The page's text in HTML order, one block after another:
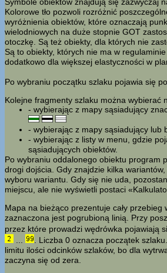
Symbole obiektów znajdują się zazwyczaj
Kolorowe tło pozwoli rozróżnić
wyróżnienia obiektów, które oznaczają
wielodniowych na duże stopnie GOT
otoczkę. Są też obiekty, dla których nie
Są to obiekty, których nie ma w
dodatkowo dla większej elastyczności w
Po wybraniu początku szlaku pojawia się
Kolejne fragmenty szlaku można wybierać
- wybierając z mapy sąsiadujący
- wybierając z mapy sąsiadujący lub
- wybierając z listy w menu, gdzie
sąsiadujących obiektów.
Po wybraniu oddalonego obiektu program
drogi dojścia. Gdy znajdzie kilka
wyboru wariantu. Gdy się nie uda,
miejscu, ale nie wyświetli postaci
Mapa na bieżąco prezentuje cały przebieg
zaznaczona jest pogrubioną linią. Przy
przez które prowadzi wędrówka pojawiają
. Liczba 0 oznacza początek
limitu ilości odcinków szlaków, bo dla
zaczyna się od zera.